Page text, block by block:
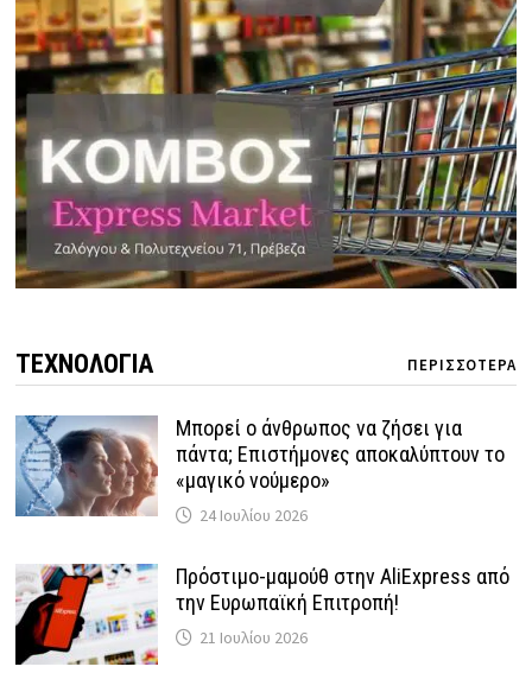
ΤΕΧΝΟΛΟΓΙΑ ΠΕΡΙΣΣΟΤΕΡΑ
Μπορεί ο άνθρωπος να ζήσει για
πάντα; Επιστήμονες αποκαλύπτουν το
«μαγικό νούμερο»
24 Ιουλίου 2026
Πρόστιμο-μαμούθ στην AliExpress από
την Ευρωπαϊκή Επιτροπή!
21 Ιουλίου 2026